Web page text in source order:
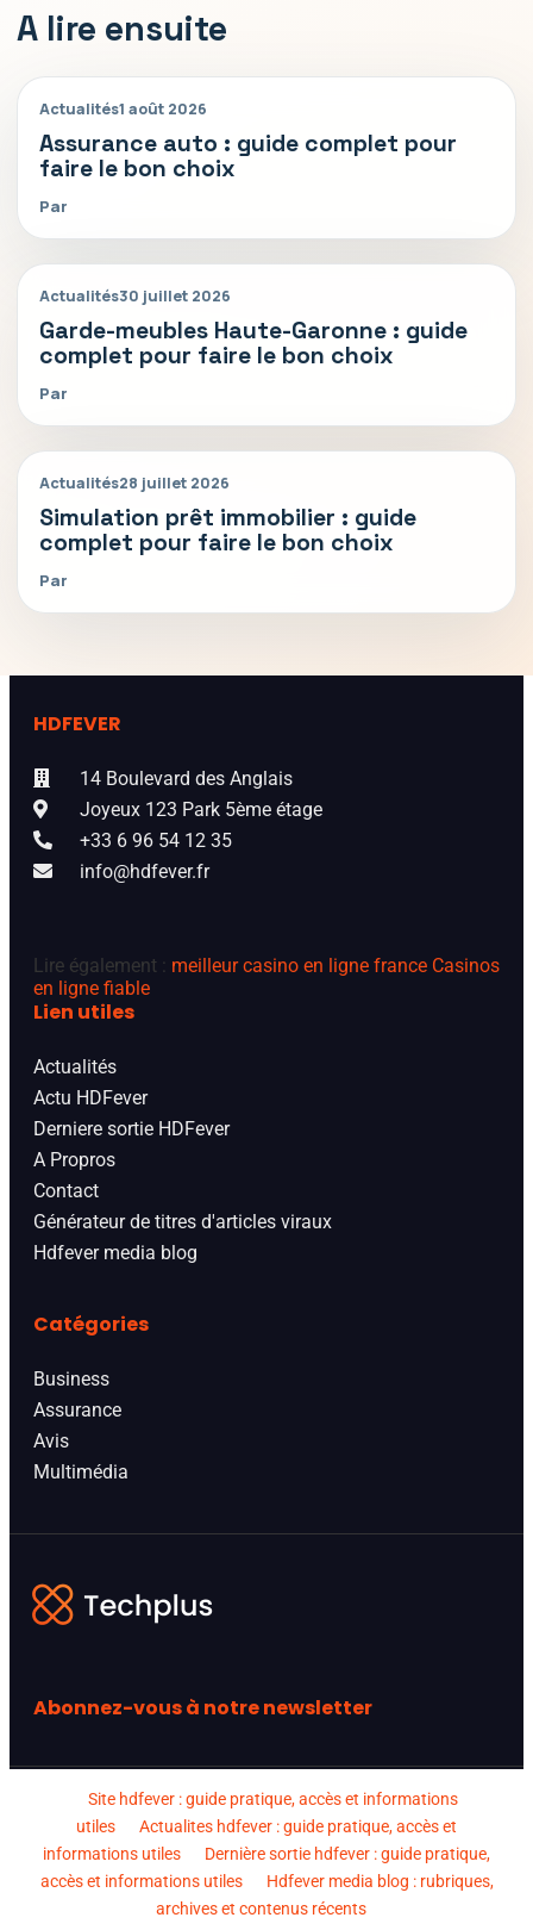
A lire ensuite
Actualités1 août 2026
Assurance auto : guide complet pour
faire le bon choix
Par
Actualités30 juillet 2026
Garde-meubles Haute-Garonne : guide
complet pour faire le bon choix
Par
Actualités28 juillet 2026
Simulation prêt immobilier : guide
complet pour faire le bon choix
Par
HDFEVER
14 Boulevard des Anglais
Joyeux 123 Park 5ème étage
+33 6 96 54 12 35
info@hdfever.fr
Lire également : meilleur casino en ligne france Casinos
en ligne fiable
Lien utiles
Actualités
Actu HDFever
Derniere sortie HDFever
A Propros
Contact
Générateur de titres d'articles viraux
Hdfever media blog
Catégories
Business
Assurance
Avis
Multimédia
Abonnez-vous à notre newsletter
Site hdfever : guide pratique, accès et informations
utiles
Actualites hdfever : guide pratique, accès et
informations utiles
Dernière sortie hdfever : guide pratique,
accès et informations utiles
Hdfever media blog : rubriques,
archives et contenus récents